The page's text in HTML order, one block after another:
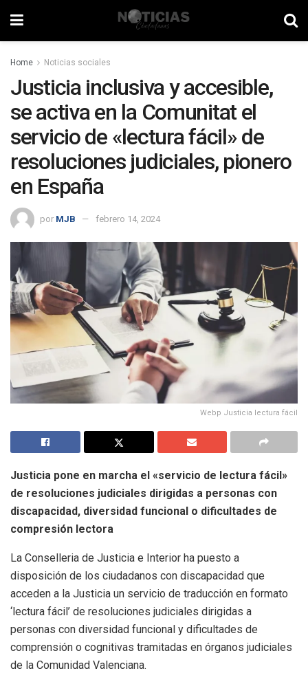
Home Noticias sociales
Justicia inclusiva y accesible,
se activa en la Comunitat el
servicio de «lectura fácil» de
resoluciones judiciales, pionero
en España
por MJB febrero 14, 2024
Webp Justicia lectura fácil
Justicia pone en marcha el «servicio de lectura fácil»
de resoluciones judiciales dirigidas a personas con
discapacidad, diversidad funcional o dificultades de
compresión lectora
La Conselleria de Justicia e Interior ha puesto a
disposición de los ciudadanos con discapacidad que
acceden a la Justicia un servicio de traducción en formato
‘lectura fácil’ de resoluciones judiciales dirigidas a
personas con diversidad funcional y dificultades de
comprensión o cognitivas tramitadas en órganos judiciales
de la Comunidad Valenciana.